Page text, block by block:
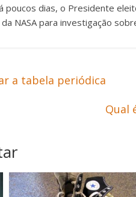
poucos dias, o Presidente
NASA para investigação
a tabela periódica
Qual